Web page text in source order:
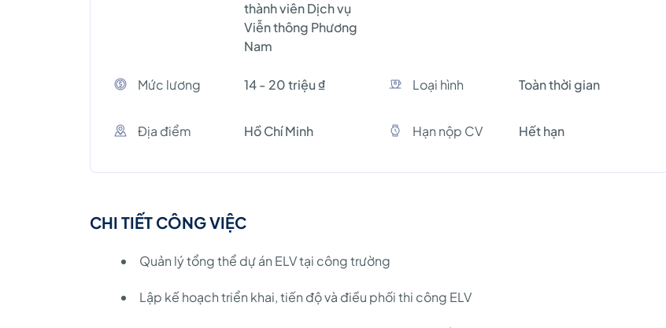
thành viên Dịch vụ
Viễn thông Phương
Nam
Mức lương 14 - 20 triệu ₫ Loại hình Toàn thời gian
Địa điểm Hồ Chí Minh Hạn nộp CV Hết hạn
CHI TIẾT CÔNG VIỆC
Quản lý tổng thể dự án ELV tại công trường
Lập kế hoạch triển khai, tiến độ và điều phối thi công ELV